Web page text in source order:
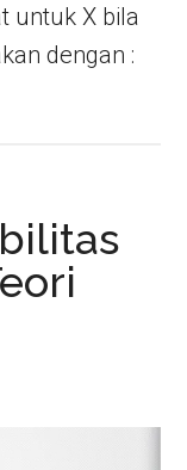
untuk X bila
dengan :